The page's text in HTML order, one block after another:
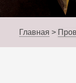
Главная >